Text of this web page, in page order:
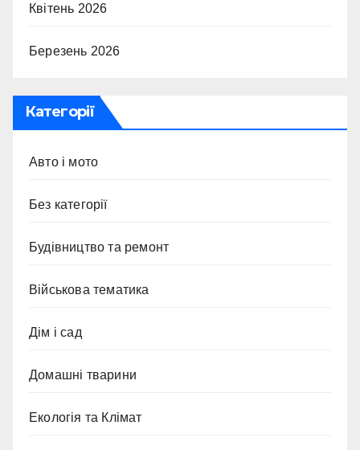
Квітень 2026
Березень 2026
Категорії
Авто і мото
Без категорії
Будівництво та ремонт
Військова тематика
Дім і сад
Домашні тварини
Екологія та Клімат